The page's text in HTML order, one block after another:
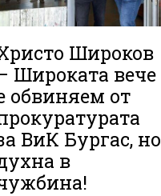
Широков
Широката вече
обвиняем от
ВиК Бургас, но
в